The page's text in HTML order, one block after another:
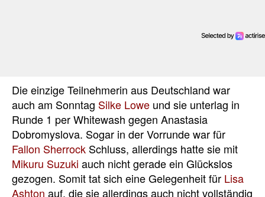
Die einzige Teilnehmerin aus Deutschland war
auch am Sonntag Silke Lowe und sie unterlag in
Runde 1 per Whitewash gegen Anastasia
Dobromyslova. Sogar in der Vorrunde war für
Fallon Sherrock Schluss, allerdings hatte sie mit
Mikuru Suzuki auch nicht gerade ein Glückslos
gezogen. Somit tat sich eine Gelegenheit für Lisa
Ashton auf, die sie allerdings auch nicht vollständig